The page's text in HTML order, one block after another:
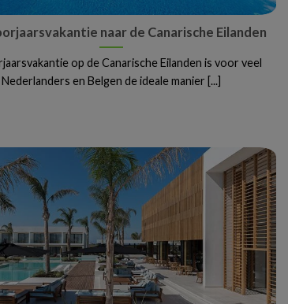
naar de Canarische Eilanden
op de Canarische Eilanden is voor veel
Nederlanders en Belgen de ideale manier [...]